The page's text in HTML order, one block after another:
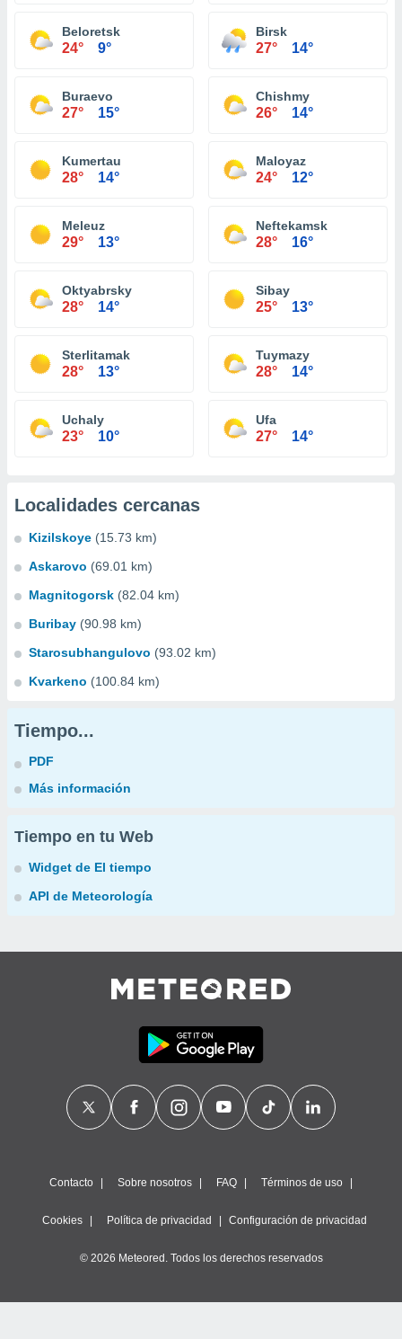
Beloretsk
24° 9°
Birsk
27° 14°
Buraevo
27° 15°
Chishmy
26° 14°
Kumertau
28° 14°
Maloyaz
24° 12°
Meleuz
29° 13°
Neftekamsk
28° 16°
Oktyabrsky
28° 14°
Sibay
25° 13°
Sterlitamak
28° 13°
Tuymazy
28° 14°
Uchaly
23° 10°
Ufa
27° 14°
Localidades cercanas
Kizilskoye (15.73 km)
Askarovo (69.01 km)
Magnitogorsk (82.04 km)
Buribay (90.98 km)
Starosubhangulovo (93.02 km)
Kvarkeno (100.84 km)
Tiempo...
PDF
Más información
Tiempo en tu Web
Widget de El tiempo
API de Meteorología
Contacto Sobre nosotros FAQ Términos de uso
Cookies Política de privacidad Configuración de privacidad
© 2026 Meteored. Todos los derechos reservados